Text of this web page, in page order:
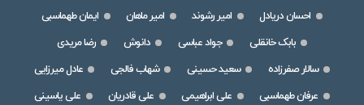
احسان دریادل امیر رشوند امیر ماهان
ایمان طهماسبی
بابک خانقلی
جواد عباسی دانوش
رضا مریدی
سالار صفرزاده
سعید حسینی شهاب فالجی
عادل میرزایی
عرفان طهماسبی
علی ابراهیمی علی قادریان
علی یاسینی